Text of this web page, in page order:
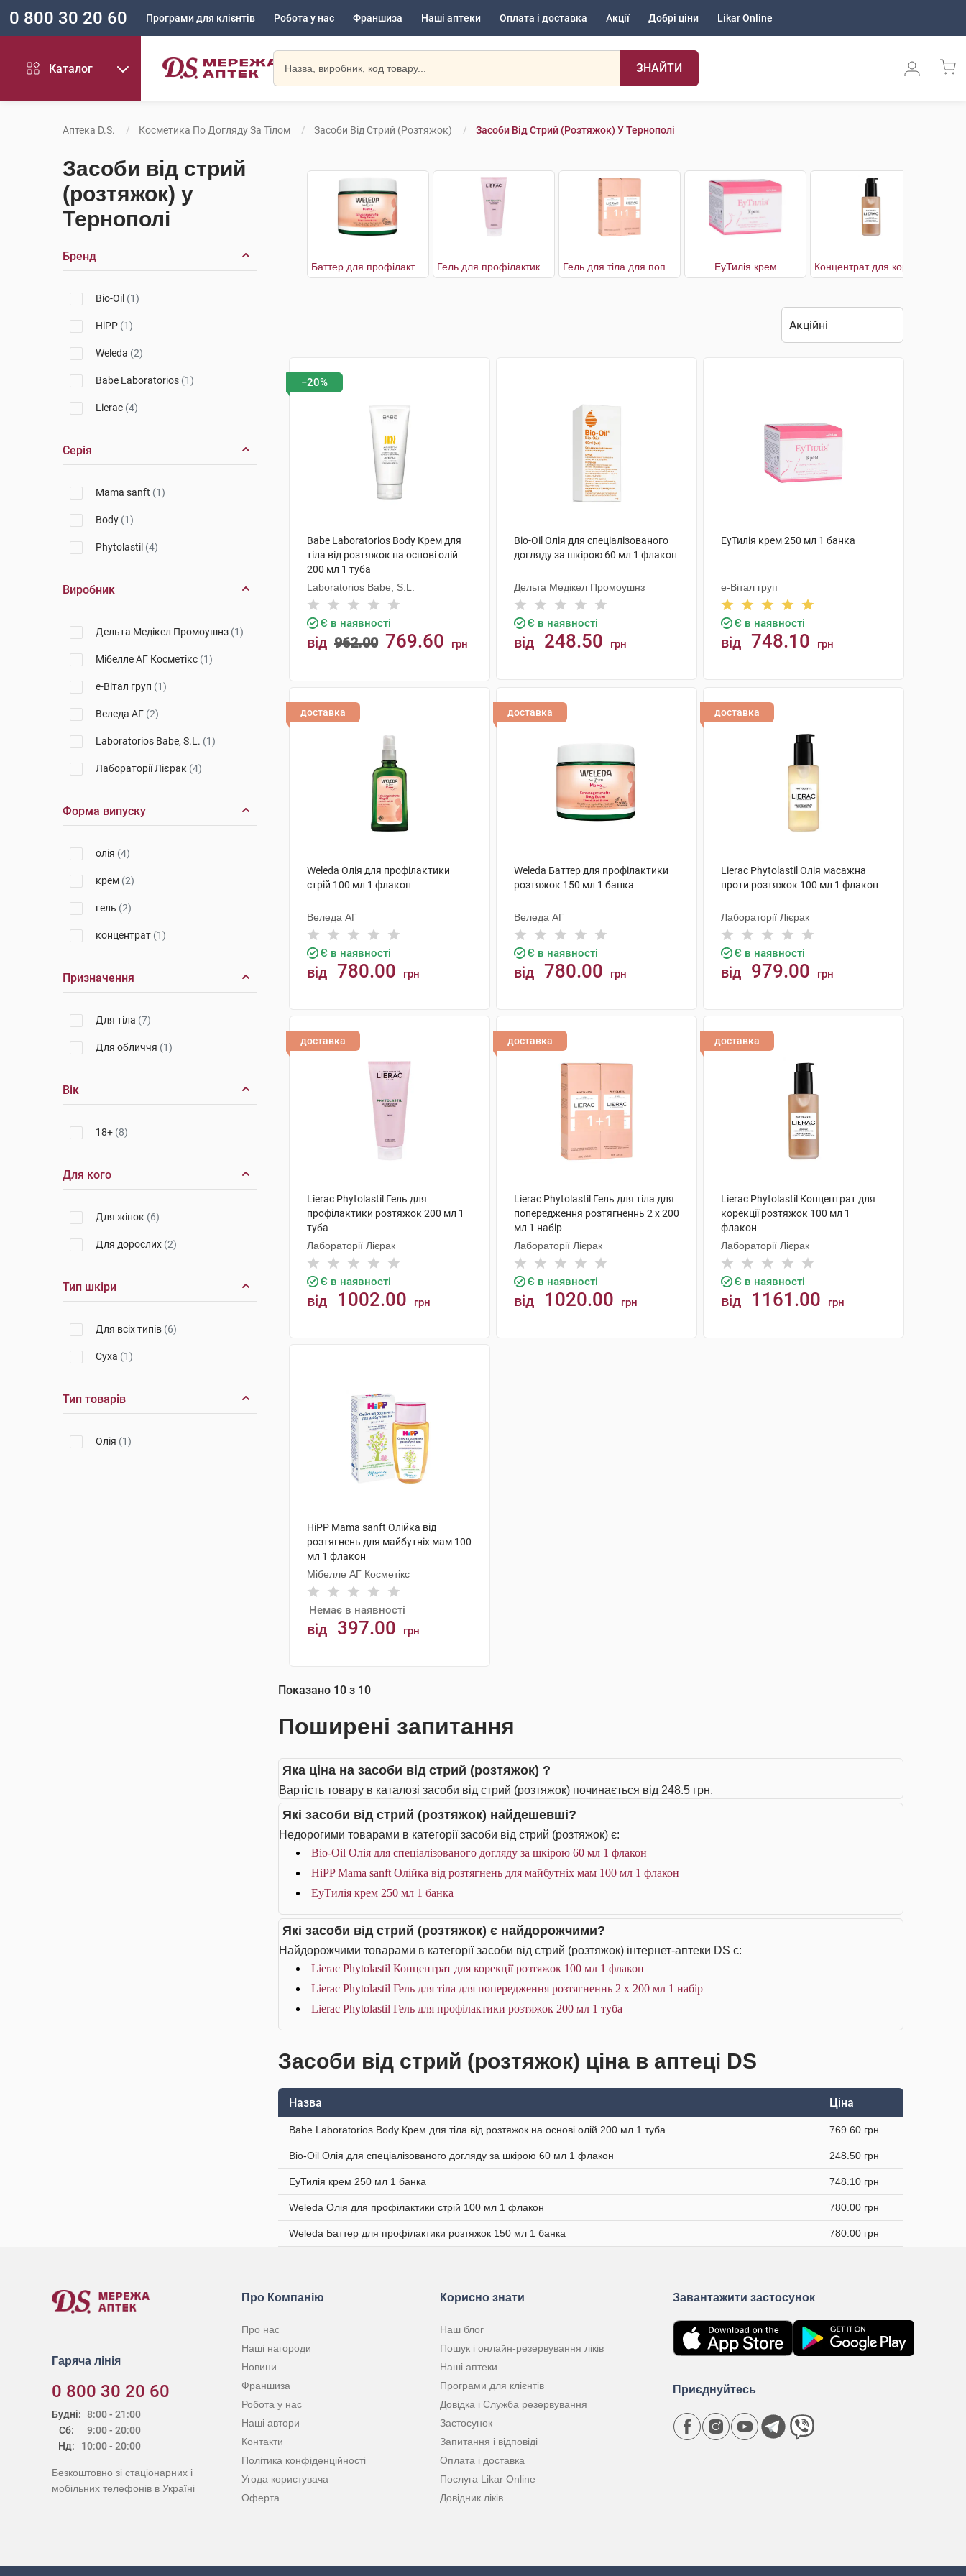
0 800 30 20 60 Програми для клієнтів Робота у нас Франшиза Наші аптеки Оплата і доставка Акції Добрі ціни Likar Online
Каталог ЗНАЙТИ
Аптека D.S. Косметика По Догляду За Тілом Засоби Від Стрий (розтяжок) Засоби Від Стрий (розтяжок) У Тернополі
Засоби від стрий
(розтяжок) у
Тернополі
Бренд
Bio-Oil (1)
HiPP (1)
Weleda (2)
Babe Laboratorios (1)
Lierac (4)
Серія
Mama sanft (1)
Body (1)
Phytolastil (4)
Виробник
Дельта Медікел Промоушнз (1)
Мібелле АГ Косметікс (1)
е-Вітал груп (1)
Веледа АГ (2)
Laboratorios Babe, S.L. (1)
Лабораторії Лієрак (4)
Форма випуску
олія (4)
крем (2)
гель (2)
концентрат (1)
Призначення
Для тіла (7)
Для обличчя (1)
Вік
18+ (8)
Для кого
Для жінок (6)
Для дорослих (2)
Тип шкіри
Для всіх типів (6)
Суха (1)
Тип товарів
Олія (1)
Баттер для профілактики розтяжок ЕуТилія крем
−20%
Babe Laboratorios Body Крем для
тіла від розтяжок на основі олій
200 мл 1 туба
Laboratorios Babe, S.L.
Є в наявності
від 962.00 769.60 грн
Bio-Oil Олія для спеціалізованого
догляду за шкірою 60 мл 1 флакон
Дельта Медікел Промоушнз
Є в наявності
від 248.50 грн
ЕуТилія крем 250 мл 1 банка
е-Вітал груп
Є в наявності
від 748.10 грн
доставка
Weleda Олія для профілактики
стрій 100 мл 1 флакон
Веледа АГ
Є в наявності
від 780.00 грн
доставка
Weleda Баттер для профілактики
розтяжок 150 мл 1 банка
Веледа АГ
Є в наявності
від 780.00 грн
доставка
Lierac Phytolastil Олія масажна
проти розтяжок 100 мл 1 флакон
Лабораторії Лієрак
Є в наявності
від 979.00 грн
доставка
Lierac Phytolastil Гель для
профілактики розтяжок 200 мл 1
туба
Лабораторії Лієрак
Є в наявності
від 1002.00 грн
доставка
Lierac Phytolastil Гель для тіла для
попередження розтягненнь 2 х 200
мл 1 набір
Лабораторії Лієрак
Є в наявності
від 1020.00 грн
доставка
Lierac Phytolastil Концентрат для
корекції розтяжок 100 мл 1
флакон
Лабораторії Лієрак
Є в наявності
від 1161.00 грн
HiPP Mama sanft Олійка від
розтягнень для майбутніх мам 100
мл 1 флакон
Мібелле АГ Косметікс
Немає в наявності
від 397.00 грн
АНАЛОГИ
Показано 10 з 10
Поширені запитання
Яка ціна на засоби від стрий (розтяжок) ?
Вартість товару в каталозі засоби від стрий (розтяжок) починається від 248.5 грн.
Які засоби від стрий (розтяжок) найдешевші?
Недорогими товарами в категорії засоби від стрий (розтяжок) є:
Bio-Oil Олія для спеціалізованого догляду за шкірою 60 мл 1 флакон
HiPP Mama sanft Олійка від розтягнень для майбутніх мам 100 мл 1 флакон
ЕуТилія крем 250 мл 1 банка
Які засоби від стрий (розтяжок) є найдорожчими?
Найдорожчими товарами в категорії засоби від стрий (розтяжок) інтернет-аптеки DS є:
Lierac Phytolastil Концентрат для корекції розтяжок 100 мл 1 флакон
Lierac Phytolastil Гель для тіла для попередження розтягненнь 2 х 200 мл 1 набір
Lierac Phytolastil Гель для профілактики розтяжок 200 мл 1 туба
Засоби від стрий (розтяжок) ціна в аптеці DS
Назва Ціна
Babe Laboratorios Body Крем для тіла від розтяжок на основі олій 200 мл 1 туба 769.60 грн
Bio-Oil Олія для спеціалізованого догляду за шкірою 60 мл 1 флакон 248.50 грн
ЕуТилія крем 250 мл 1 банка 748.10 грн
Weleda Олія для профілактики стрій 100 мл 1 флакон 780.00 грн
Weleda Баттер для профілактики розтяжок 150 мл 1 банка 780.00 грн
Гаряча лінія
0 800 30 20 60
Будні:
Сб:
Нд:
8:00 - 21:00
9:00 - 20:00
10:00 - 20:00
Безкоштовно зі стаціонарних і
мобільних телефонів в Україні
Про Компанію
Про нас
Наші нагороди
Новини
Франшиза
Робота у нас
Наші автори
Контакти
Політика конфіденційності
Угода користувача
Оферта
Корисно знати
Наш блог
Пошук і онлайн-резервування ліків
Наші аптеки
Програми для клієнтів
Довідка і Служба резервування
Застосунок
Запитання і відповіді
Оплата і доставка
Послуга Likar Online
Довідник ліків
Завантажити застосунок
Приєднуйтесь